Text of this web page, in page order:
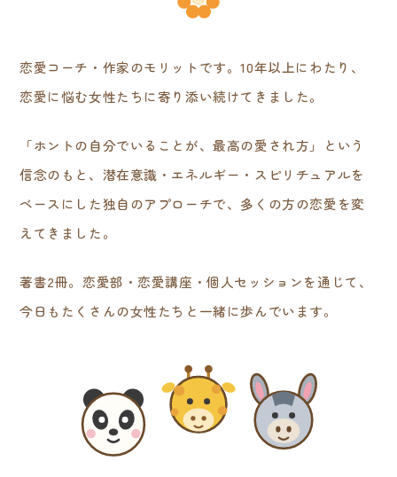
恋愛コーチ・作家のモリットです。10年以上にわたり、
恋愛に悩む女性たちに寄り添い続けてきました。
「ホントの自分でいることが、最高の愛され方」という
信念のもと、潜在意識・エネルギー・スピリチュアルを
ベースにした独自のアプローチで、多くの方の恋愛を変
えてきました。
著書2冊。恋愛部・恋愛講座・個人セッションを通じて、
今日もたくさんの女性たちと一緒に歩んでいます。